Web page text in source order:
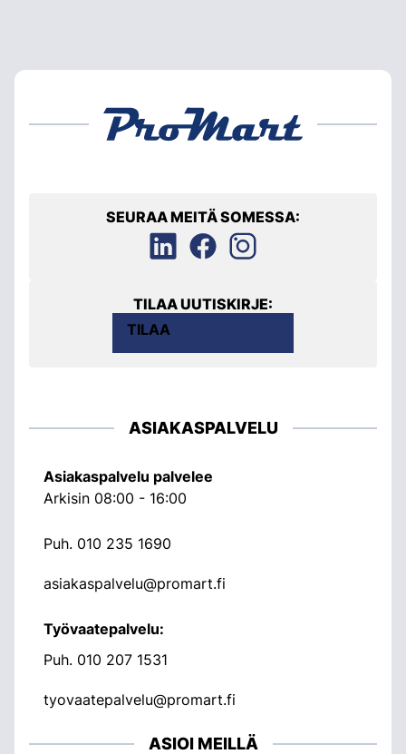
SEURAA MEITÄ SOMESSA:
TILAA UUTISKIRJE:
TILAA
ASIAKASPALVELU
Asiakaspalvelu palvelee
Arkisin 08:00 - 16:00
Puh. 010 235 1690
asiakaspalvelu@promart.fi
Työvaatepalvelu:
Puh. 010 207 1531
tyovaatepalvelu@promart.fi
ASIOI MEILLÄ